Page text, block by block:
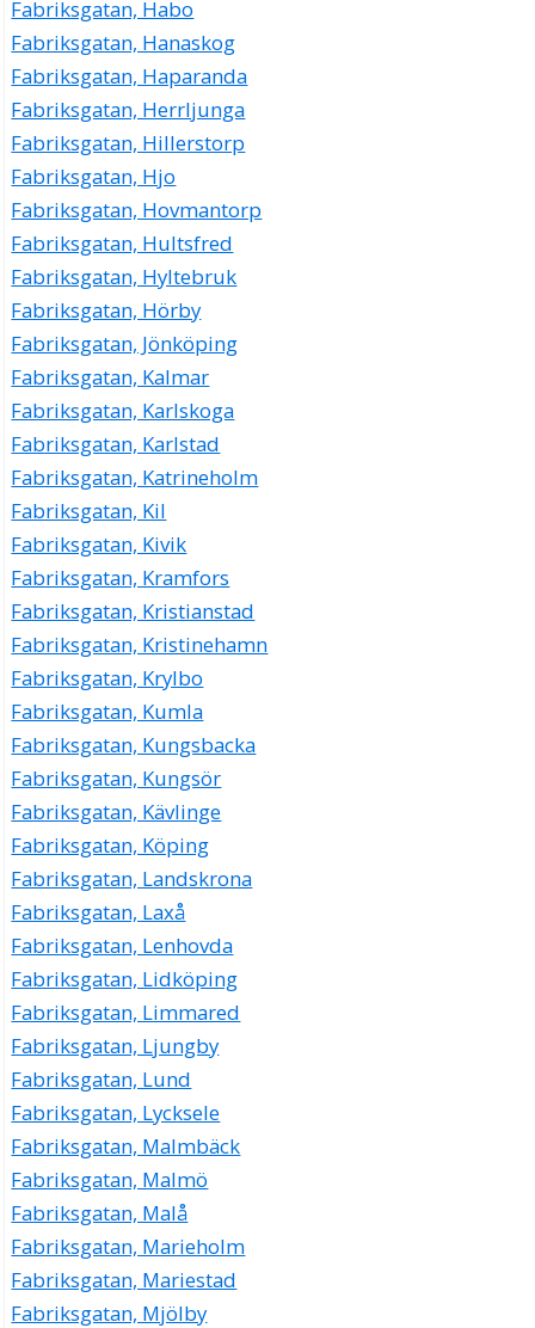
Fabriksgatan, Habo
Fabriksgatan, Hanaskog
Fabriksgatan, Haparanda
Fabriksgatan, Herrljunga
Fabriksgatan, Hillerstorp
Fabriksgatan, Hjo
Fabriksgatan, Hovmantorp
Fabriksgatan, Hultsfred
Fabriksgatan, Hyltebruk
Fabriksgatan, Hörby
Fabriksgatan, Jönköping
Fabriksgatan, Kalmar
Fabriksgatan, Karlskoga
Fabriksgatan, Karlstad
Fabriksgatan, Katrineholm
Fabriksgatan, Kil
Fabriksgatan, Kivik
Fabriksgatan, Kramfors
Fabriksgatan, Kristianstad
Fabriksgatan, Kristinehamn
Fabriksgatan, Krylbo
Fabriksgatan, Kumla
Fabriksgatan, Kungsbacka
Fabriksgatan, Kungsör
Fabriksgatan, Kävlinge
Fabriksgatan, Köping
Fabriksgatan, Landskrona
Fabriksgatan, Laxå
Fabriksgatan, Lenhovda
Fabriksgatan, Lidköping
Fabriksgatan, Limmared
Fabriksgatan, Ljungby
Fabriksgatan, Lund
Fabriksgatan, Lycksele
Fabriksgatan, Malmbäck
Fabriksgatan, Malmö
Fabriksgatan, Malå
Fabriksgatan, Marieholm
Fabriksgatan, Mariestad
Fabriksgatan, Mjölby